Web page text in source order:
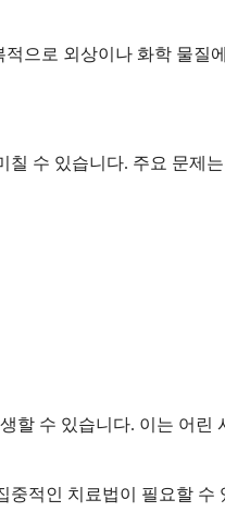
으로 외상이나 화학 물질
수 있습니다. 주요 문제
수 있습니다. 이는 어
중적인 치료법이 필요할 수